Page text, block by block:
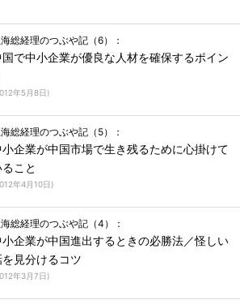
総経理のつぶや記（6）：
国で中小企業が優良な人材を確保するポイン
年5月8日)
総経理のつぶや記（5）：
小企業が中国市場で生き残るために心掛けて
ること
年4月10日)
総経理のつぶや記（4）：
小企業が中国進出するときの必勝法／怪しい
を見分けるコツ
年3月7日)